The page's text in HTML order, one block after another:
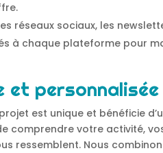
réseaux sociaux, les
à chaque plateforme pour
et personnalisée
est unique et bénéficie
comprendre votre activité,
ressemblent. Nous